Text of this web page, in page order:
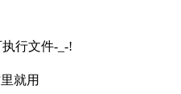
行文件-_-!
就用